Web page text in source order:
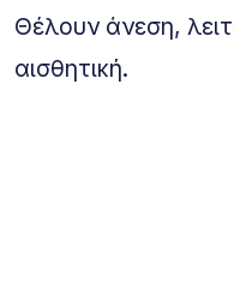
Θέλουν άνεση,
αισθητική.